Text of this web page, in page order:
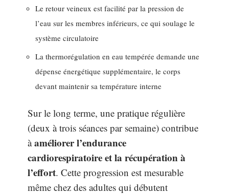
Le retour veineux est facilité par la pression de
l’eau sur les membres inférieurs, ce qui soulage le
système circulatoire
La thermorégulation en eau tempérée demande une
dépense énergétique supplémentaire, le corps
devant maintenir sa température interne
Sur le long terme, une pratique régulière
(deux à trois séances par semaine) contribue
àaméliorer l’endurance
cardiorespiratoire et la récupération à
l’effort. Cette progression est mesurable
même chez des adultes qui débutent